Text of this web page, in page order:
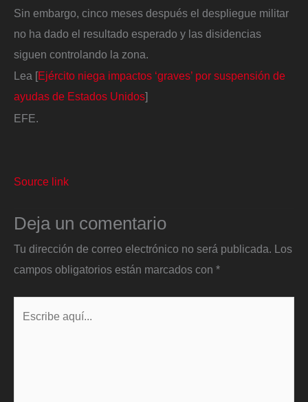
Sin embargo, cinco meses después el despliegue militar
no ha dado el resultado esperado y las disidencias
siguen controlando la zona.
Lea [Ejército niega impactos ‘graves’ por suspensión de
ayudas de Estados Unidos]
EFE.
Source link
Deja un comentario
Tu dirección de correo electrónico no será publicada. Los
campos obligatorios están marcados con *